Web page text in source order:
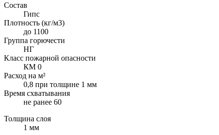
Состав
Гипс
Плотность (кг/м3)
до 1100
Группа горючести
НГ
Класс пожарной опасности
КМ 0
Расход на м²
0,8 при толщине 1 мм
Время схватывания
не ранее 60
Толщина слоя
1 мм